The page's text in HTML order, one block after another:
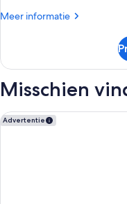
Wing)
Meer informatie
Meer
tweepersoonskamer,
kingsize
roken
(South
Misschien
Advertentie
The Prince Park Tower